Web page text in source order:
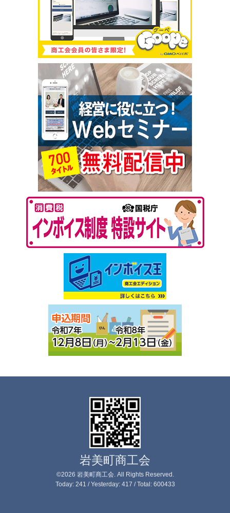
岩美町商工会
©2026 岩美町商工会. All Rights Reserved.
Today: 241 / Yesterday: 417 / Total: 600433